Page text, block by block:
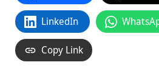
LinkedIn
Copy Link